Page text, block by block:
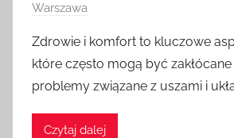
Warszawa
Zdrowie i komfort to kluczowe
które często mogą być
problemy związane z uszami i
Czytaj dalej